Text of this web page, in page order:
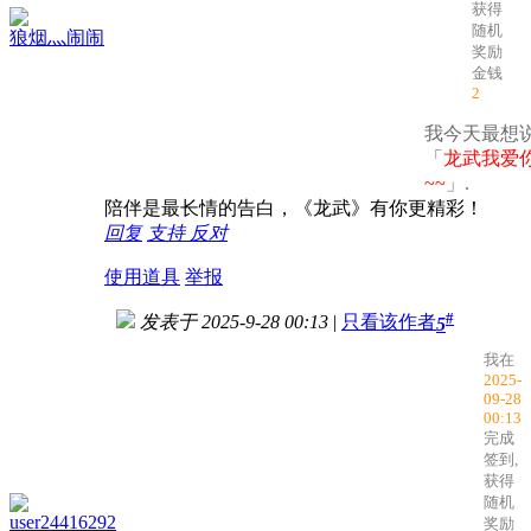
狼烟灬闹闹
获得
随机
奖励
金钱
2
我今天最想
「 龙武我爱
~~ 」.
陪伴是最长情的告白，《龙武》有你更精彩！
回复 支持 反对
使用道具 举报
user24416292
发表于 2025-9-28 00:13 | 只看该作者5#
我在
2025-
09-28
00:13
完成
签到,
获得
随机
奖励